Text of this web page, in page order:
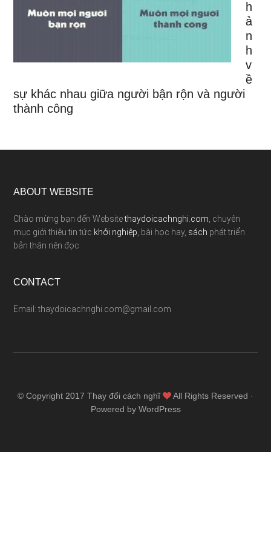
h
ả
n
h
v
ề
sự khác nhau giữa người bận rộn và người
thành công
ABOUT WEBSITE
Chào mừng bạn đến Websitethaydoicachnghi.com , chuyên
mục giới thiệu tin tức khởi nghiệp , bài học hay, sách phát triển
bản thân nên đọc
CONTACT
Email: thaydoicachnghi.com@gmail.com
© Copyright 2017 Thay đổi cách nghĩ
All Rights Reserved ·
Powered by WordPress